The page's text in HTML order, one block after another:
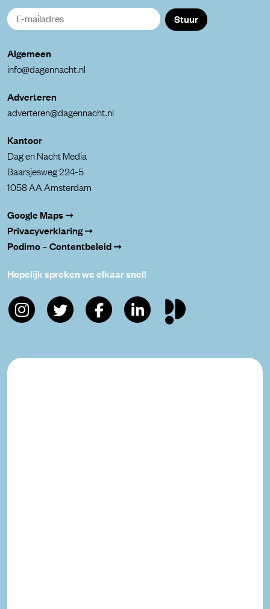
Stuur
Algemeen
info@dagennacht.nl
Adverteren
adverteren@dagennacht.nl
Kantoor
Dag en Nacht Media
Baarsjesweg 224-5
1058 AA Amsterdam
Google Maps ➞
Privacyverklaring ➞
Podimo – Contentbeleid ➞
Hopelijk spreken we elkaar snel!